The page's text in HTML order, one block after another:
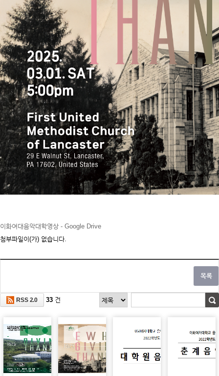
이화여대음악대학영상 - Google Drive
첨부파일이(가) 없습니다.
RSS 2.0 33 건